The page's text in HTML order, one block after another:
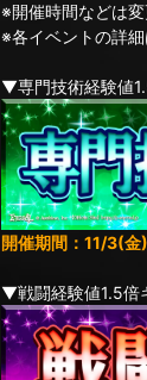
※開催時間などは変
※各イベントの詳細
▼専門技術経験値
開催期間：11/3(
▼戦闘経験値1.5倍